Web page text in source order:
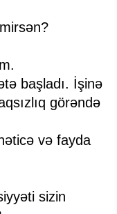
başladı. İşinə
görəndə
və fayda
sizin